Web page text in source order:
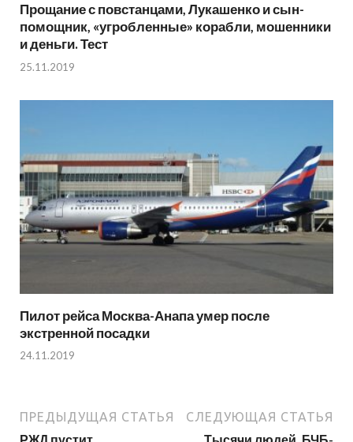
Прощание с повстанцами, Лукашенко и сын-
помощник, «угробленные» корабли, мошенники
и деньги. Тест
25.11.2019
Пилот рейса Москва-Анапа умер после
экстренной посадки
24.11.2019
ПРЕДЫДУЩАЯ СТАТЬЯ СЛЕДУЮЩАЯ СТАТЬЯ